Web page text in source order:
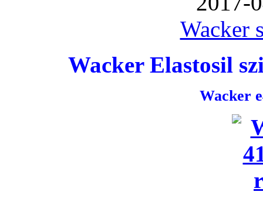
Wacker
Wacker Elastosil
Wacker